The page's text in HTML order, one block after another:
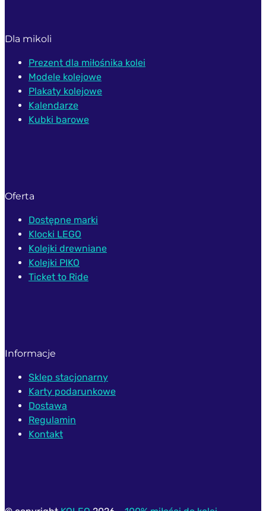
Dla mikoli
Prezent dla miłośnika kolei
Modele kolejowe
Plakaty kolejowe
Kalendarze
Kubki barowe
Oferta
Dostępne marki
Klocki LEGO
Kolejki drewniane
Kolejki PIKO
Ticket to Ride
Informacje
Sklep stacjonarny
Karty podarunkowe
Dostawa
Regulamin
Kontakt